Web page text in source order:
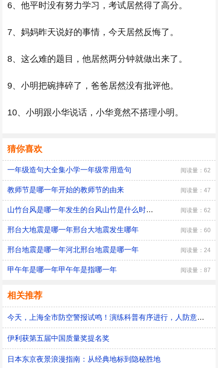
6、他平时没有努力学习，考试居然得了高分。
7、妈妈昨天说好的事情，今天居然反悔了。
8、这么难的题目，他居然两分钟就做出来了。
9、小明把碗摔碎了，爸爸居然没有批评他。
10、小明跟小华说话，小华竟然不搭理小明。
猜你喜欢
一年级造句大全集小学一年级常用造句 阅读量：62
教师节是哪一年开始的教师节的由来 阅读量：47
山竹台风是哪一年发生的台风山竹是什么时候发生的 阅读量：62
邢台大地震是哪一年邢台大地震发生哪年 阅读量：60
邢台地震是哪一年河北邢台地震是哪一年 阅读量：24
甲午年是哪一年甲午年是指哪一年 阅读量：87
相关推荐
今天，上海全市防空警报试鸣！演练科普有序进行，人防意识“声入人心”
伊利获第五届中国质量奖提名奖
日本东京夜景浪漫指南：从经典地标到隐秘胜地